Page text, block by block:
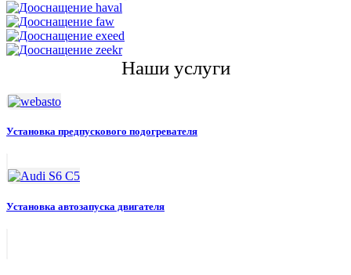
Наши услуги
Установка предпускового подогревателя
Установка автозапуска двигателя